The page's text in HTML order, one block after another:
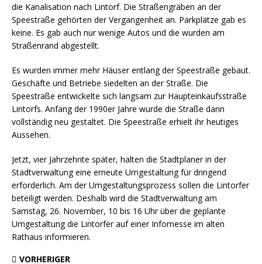
die Kanalisation nach Lintorf. Die Straßengräben an der
Speestraße gehörten der Vergangenheit an. Parkplätze gab es
keine. Es gab auch nur wenige Autos und die wurden am
Straßenrand abgestellt.
Es wurden immer mehr Häuser entlang der Speestraße gebaut.
Geschäfte und Betriebe siedelten an der Straße. Die
Speestraße entwickelte sich langsam zur Haupteinkaufsstraße
Lintorfs. Anfang der 1990er Jahre wurde die Straße dann
vollständig neu gestaltet. Die Speestraße erhielt ihr heutiges
Aussehen.
Jetzt, vier Jahrzehnte später, halten die Stadtplaner in der
Stadtverwaltung eine erneute Umgestaltung für dringend
erforderlich. Am der Umgestaltungsprozess sollen die Lintorfer
beteiligt werden. Deshalb wird die Stadtverwaltung am
Samstag, 26. November, 10 bis 16 Uhr über die geplante
Umgestaltung die Lintorfer auf einer Infomesse im alten
Rathaus informieren.
VORHERIGER